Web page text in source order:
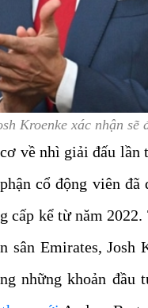
Kroenke xác nhận sẽ
về nhì giải đấu
cổ động viên đã
cấp kể từ năm
sân Emirates, Josh
những khoản đầu